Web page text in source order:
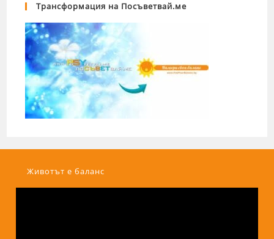
Трансформация на Посъветвай.ме
Животът е баланс